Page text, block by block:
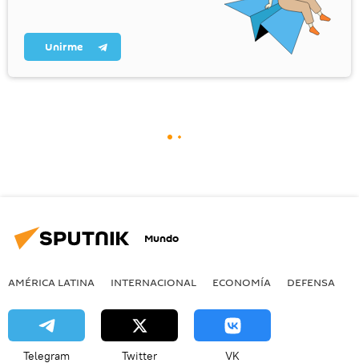
Unirme
Mundo
AMÉRICA LATINA INTERNACIONAL ECONOMÍA DEFENSA
Telegram Twitter VK